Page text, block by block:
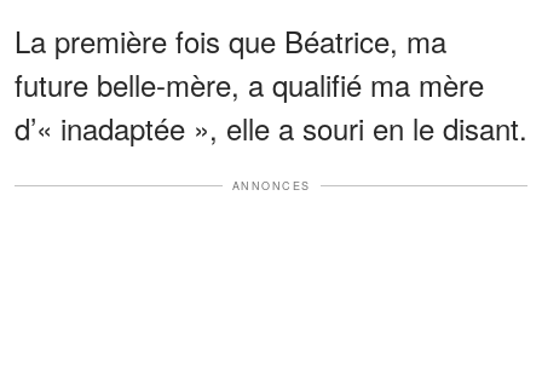
La première fois que Béatrice, ma
future belle-mère, a qualifié ma mère
d’« inadaptée », elle a souri en le disant.
ANNONCES